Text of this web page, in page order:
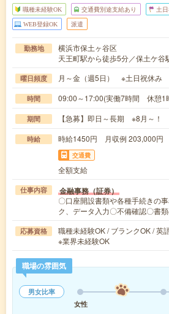
職種未経験OK 交通費別途支給あり 土
WEB登録OK 派遣
勤務地
横浜市保土ヶ谷区
天王町駅から徒歩5分／保土ケ谷
曜日頻度 月～金（週5日） ※土日祝休み
時間 09:00～17:00(実働7時間 休憩1
期間 【急募】即日～長期 ※8月～！
時給 時給1450円 月収例 203,000円
交通費
全額支給
仕事内容 金融事務（証券）
〇口座開設書類や各種手続きの
ク、データ入力〇不備確認〇書
応募資格
職種未経験OK / ブランクOK / 英
※業界未経験OK
職場の雰囲気
男女比率
女性